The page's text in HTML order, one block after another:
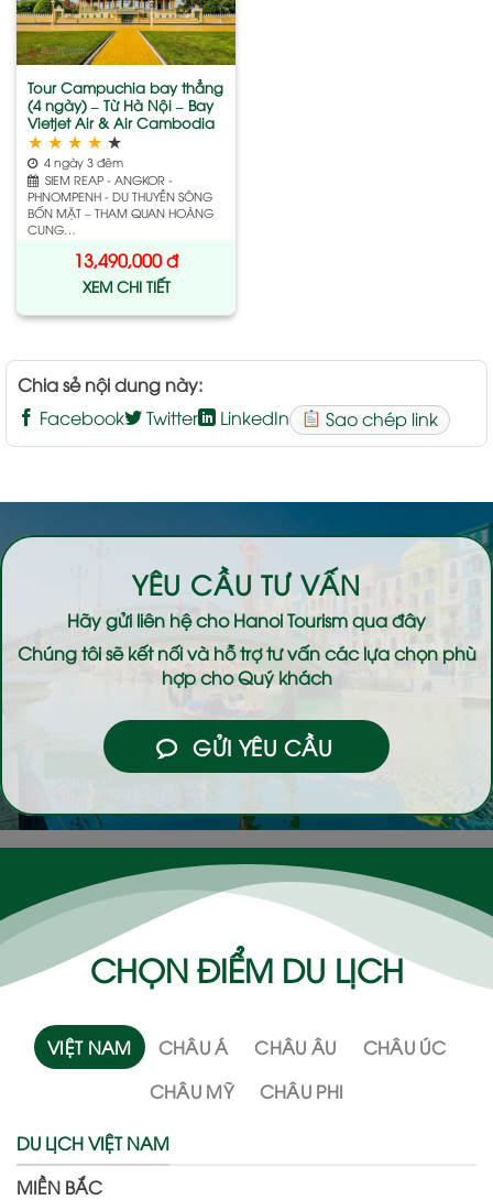
wishlist
Tour Campuchia bay thẳng
(4 ngày) – Từ Hà Nội – Bay
Vietjet Air & Air Cambodia
★ ★ ★ ★ ★
4 ngày 3 đêm
SIEM REAP - ANGKOR -
PHNOMPENH - DU THUYỀN SÔNG
BỐN MẶT – THAM QUAN HOÀNG
CUNG…
13,490,000đ
XEM CHI TIẾT
Chia sẻ nội dung này:
Facebook
Twitter LinkedIn Sao chép link
YÊU CẦU TƯ VẤN
Hãy gửi liên hệ choHanoi Tourismqua đây
Chúng tôi sẽ kết nối và hỗ trợ tư vấn các lựa chọn phù
hợp cho Quý khách
GỬI YÊU CẦU
CHỌN ĐIỂM DU LỊCH
VIỆT NAM CHÂU Á CHÂU ÂU
CHÂU ÚC
CHÂU MỸ
CHÂU PHI
DU LỊCH VIỆT NAM
MIỀN BẮC